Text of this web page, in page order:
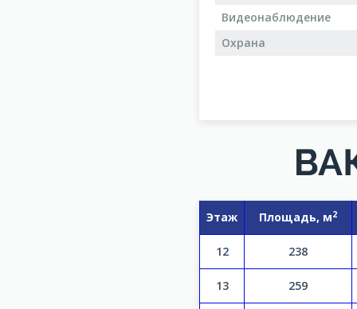
Видеонаблюдение
Охрана
Этаж Площадь, м2
12 238
13 259